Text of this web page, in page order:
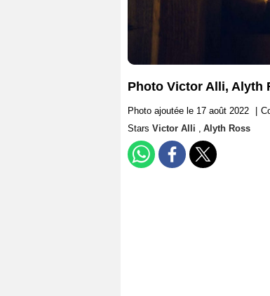
Photo Victor Alli, Alyth
Photo ajoutée le 17 août 2022
Stars Victor Alli , Alyth Ross